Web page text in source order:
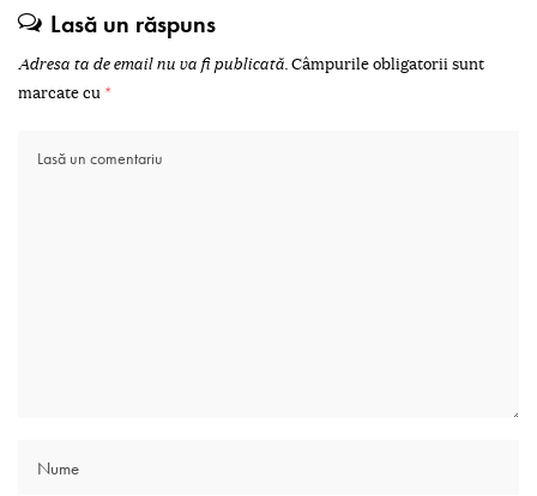
Lasă un răspuns
Adresa ta de email nu va fi publicată.Câmpurile obligatorii sunt
marcate cu *